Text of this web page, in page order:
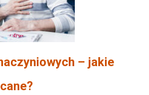
– jakie